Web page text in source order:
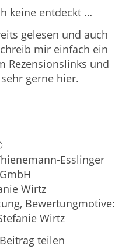
keine entdeckt …
gelesen und auch
mir einfach ein
Rezensionslinks und
gerne hier.
Esslinger
Wirtz
Bewertungmotive:
Wirtz
teilen